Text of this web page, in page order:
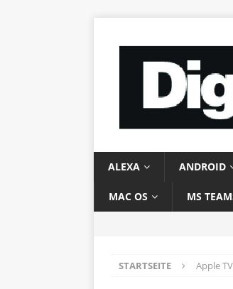
ALEXA ANDROID
MAC OS MS
STARTSEITE Apple TV